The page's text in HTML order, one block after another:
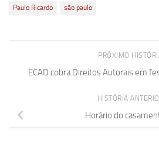
Paulo Ricardo
são paulo
PRÓXIMO
ECAD cobra Direitos Autorais em
HISTÓRIA
Horário do